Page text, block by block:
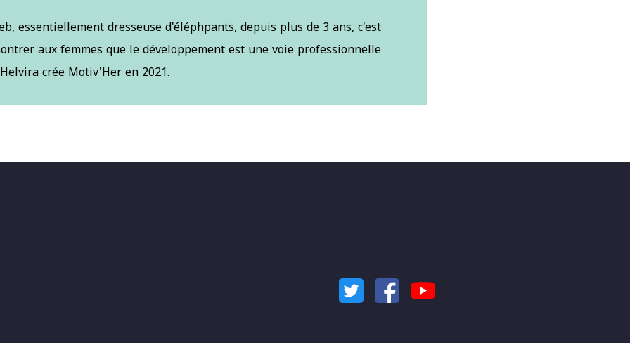
essentiellement dresseuse d'éléphpants, depuis plus de 3 ans, c'est
aux femmes que le développement est une voie professionnelle
crée Motiv'Her en 2021.